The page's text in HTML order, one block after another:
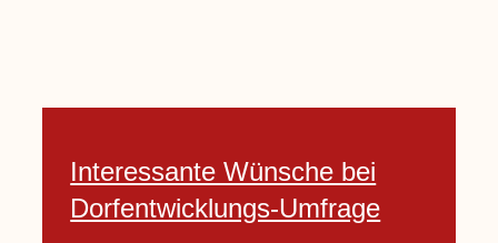
Interessante Wünsche bei
Dorfentwicklungs-Umfrage